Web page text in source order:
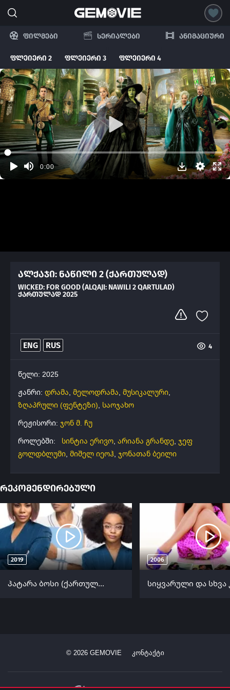
ფილმები სერიალები ანიმაციური
ფლეიერი 2 ფლეიერი 3 ფლეიერი 4
ალქაჯი: ნაწილი 2 (ქართულად)
WICKED: FOR GOOD (ALQAJI: NAWILI 2 QARTULAD)
ᲥᲐᲠᲗᲣᲚᲐᲓ 2025
ENG RUS 4
წელი: 2025
ჟანრი: დრამა, მელოდრამა, მუსიკალური,
ზღაპრული (ფენტეზი), საოჯახო
რეჟისორი: ჯონ მ. ჩუ
როლებში:
სინტია ერივო, არიანა გრანდე, ჯეფ
გოლდბლუმი, მიშელ იეოჰ, ჯონათან ბეილი
რეკომენდირებული
2019
პატარა ბოსი (ქართულად) / Little (Patara Bosi Qartulad) ქართულად 2019
2006
© 2026GEMOVIE კონტაქტი